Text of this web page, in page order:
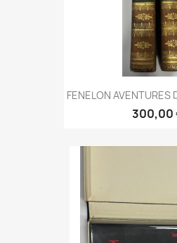
FENELON AVENTURES
300,00